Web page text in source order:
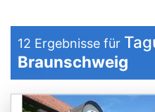
12 Ergebnisse für
Braunschweig